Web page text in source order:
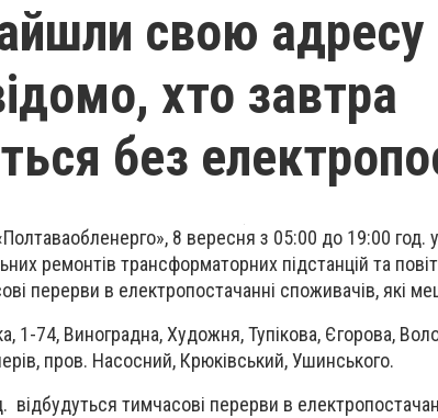
свою адресу
хто завтра
без
8 вересня з 05:00 до 19:00 год.
ремонтів трансформаторних підстанцій та
перерви в електропостачанні споживачів, які
1-74, Виноградна, Художня, Тупікова, Єгорова,
пров. Насосний, Крюківський, Ушинського.
відбудуться тимчасові перерви в